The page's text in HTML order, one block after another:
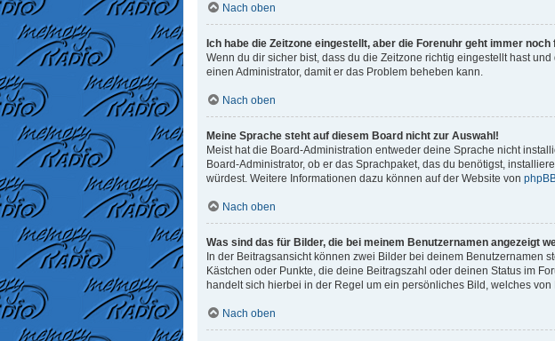
Nach oben
Ich habe die Zeitzone eingestellt, aber die Forenuhr geht immer noch
Wenn du dir sicher bist, dass du die Zeitzone richtig eingestellt hast
einen Administrator, damit er das Problem beheben kann.
Nach oben
Meine Sprache steht auf diesem Board nicht zur Auswahl!
Meist hat die Board-Administration entweder deine Sprache nicht
Board-Administrator, ob er das Sprachpaket, das du benötigst,
würdest. Weitere Informationen dazu können auf der Website von
Nach oben
Was sind das für Bilder, die bei meinem Benutzernamen angezeigt
In der Beitragsansicht können zwei Bilder bei deinem Benutzernamen
Kästchen oder Punkte, die deine Beitragszahl oder deinen Status im
handelt sich hierbei in der Regel um ein persönliches Bild, welches von
Nach oben